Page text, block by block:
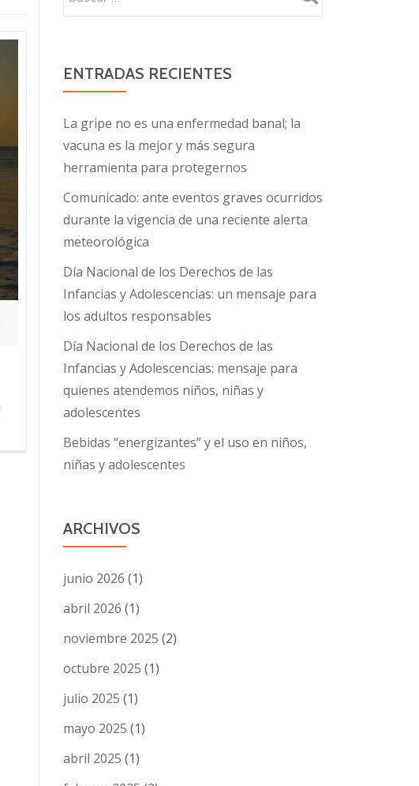
ENTRADAS RECIENTES
La gripe no es una enfermedad banal; la
vacuna es la mejor y más segura
herramienta para protegernos
Comunicado: ante eventos graves ocurridos
durante la vigencia de una reciente alerta
meteorológica
Día Nacional de los Derechos de las
Infancias y Adolescencias: un mensaje para
los adultos responsables
Día Nacional de los Derechos de las
Infancias y Adolescencias: mensaje para
quienes atendemos niños, niñas y
adolescentes
Bebidas “energizantes” y el uso en niños,
niñas y adolescentes
ARCHIVOS
junio 2026 (1)
abril 2026 (1)
noviembre 2025 (2)
octubre 2025 (1)
julio 2025 (1)
mayo 2025 (1)
abril 2025 (1)